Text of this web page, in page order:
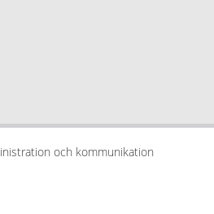
och kommunikation